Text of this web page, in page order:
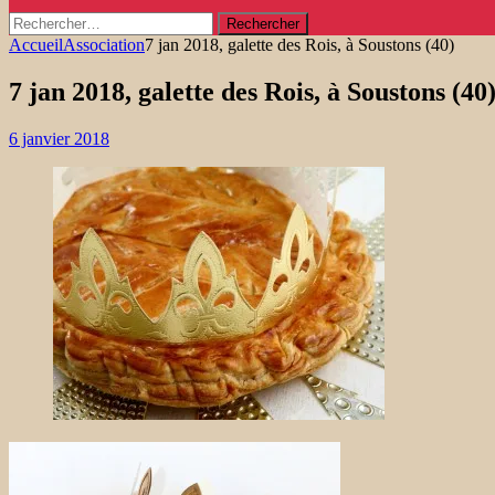
Rechercher :
AccueilAssociation7 jan 2018, galette des Rois, à Soustons (40)
7 jan 2018, galette des Rois, à Soustons (40)
6 janvier 2018